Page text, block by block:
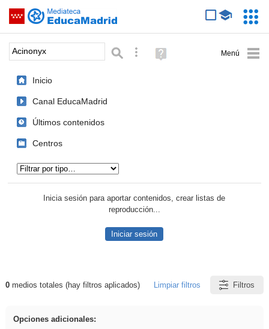
Saltar navegación
Palabra o frase: Búsqueda avanzada
Ayuda
(en
Inicio
Canal EducaMadrid
Últimos contenidos
Centros
Inicia sesión para aportar contenidos, crear listas de
reproducción...
Iniciar sesión
Resultados de: Acinonyx
0medios totales (hay filtros aplicados) Limpiar filtros Filtros
Opciones adicionales: